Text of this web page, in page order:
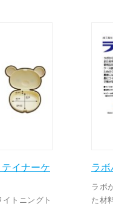
イナーケ
トニングト
ラボ
ラボ
た材